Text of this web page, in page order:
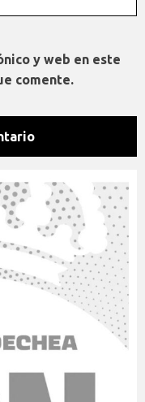
y web en este
comente.